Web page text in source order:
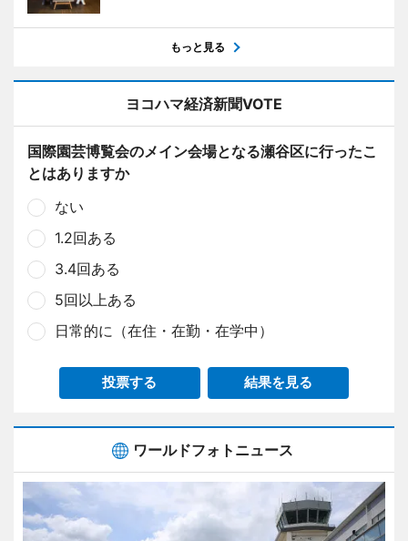
もっと見る
ヨコハマ経済新聞VOTE
国際園芸博覧会のメイン会場となる瀬谷区に行ったこ
とはありますか
ない
1.2回ある
3.4回ある
5回以上ある
日常的に（在住・在勤・在学中）
投票する 結果を見る
ワールドフォトニュース